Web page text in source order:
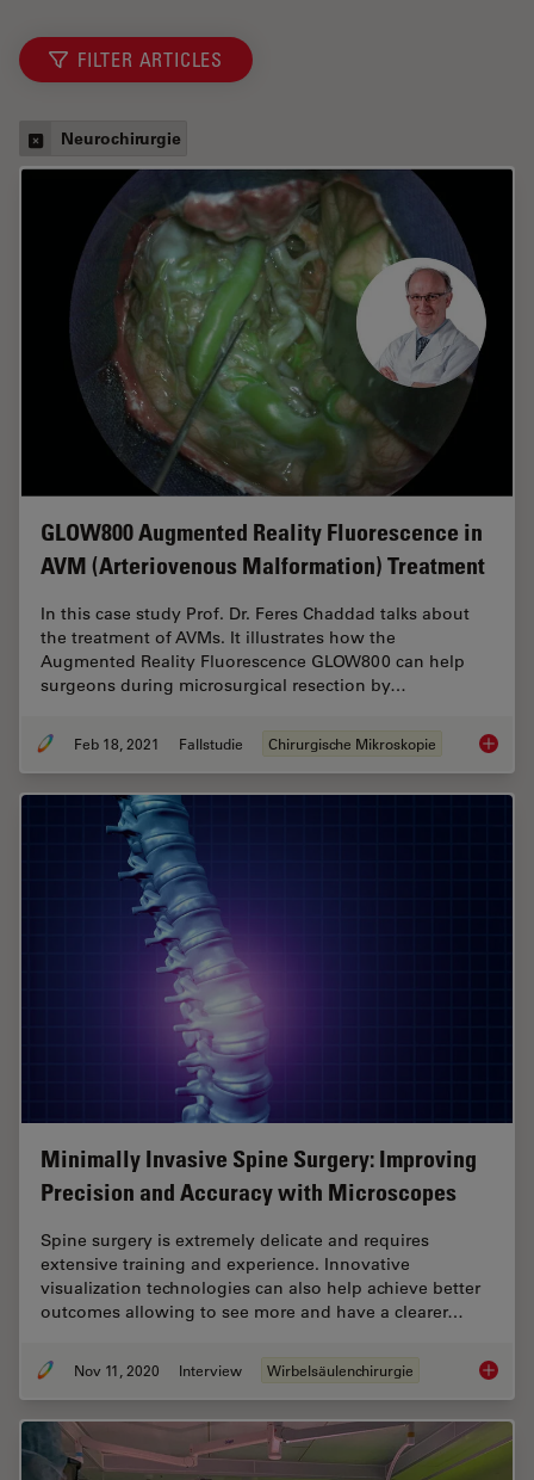
FILTER ARTICLES
Neurochirurgie
GLOW800 Augmented Reality Fluorescence in
AVM (Arteriovenous Malformation) Treatment
In this case study Prof. Dr. Feres Chaddad talks about
the treatment of AVMs. It illustrates how the
Augmented Reality Fluorescence GLOW800 can help
surgeons during microsurgical resection by…
Feb 18, 2021 Fallstudie Chirurgische Mikroskopie
Minimally Invasive Spine Surgery: Improving
Precision and Accuracy with Microscopes
Spine surgery is extremely delicate and requires
extensive training and experience. Innovative
visualization technologies can also help achieve better
outcomes allowing to see more and have a clearer…
Nov 11, 2020 Interview Wirbelsäulenchirurgie